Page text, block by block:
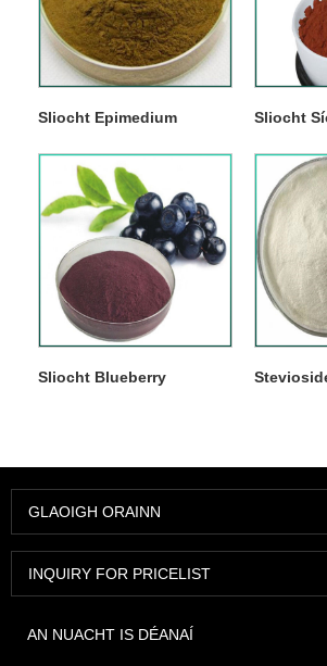
Sliocht Epimedium Sliocht
Sliocht Blueberry
GLAOIGH ORAINN
INQUIRY FOR PRICELIST
AN NUACHT IS DÉANAÍ